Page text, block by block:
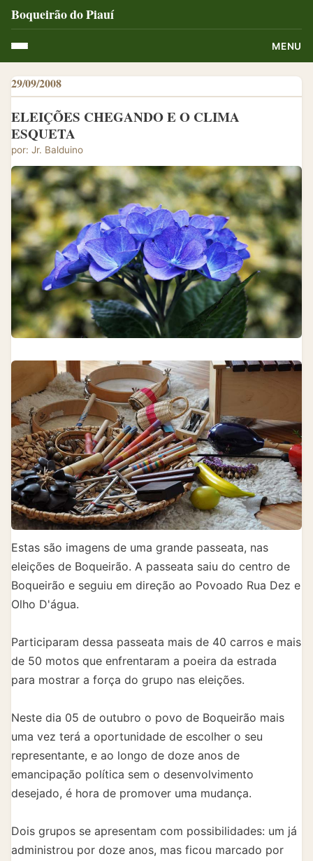
Boqueirão do Piauí
MENU
29/09/2008
ELEIÇÕES CHEGANDO E O CLIMA
ESQUETA
por: Jr. Balduino
Estas são imagens de uma grande passeata, nas
eleições de Boqueirão. A passeata saiu do centro de
Boqueirão e seguiu em direção ao Povoado Rua Dez e
Olho D'água.
Participaram dessa passeata mais de 40 carros e mais
de 50 motos que enfrentaram a poeira da estrada
para mostrar a força do grupo nas eleições.
Neste dia 05 de outubro o povo de Boqueirão mais
uma vez terá a oportunidade de escolher o seu
representante, e ao longo de doze anos de
emancipação política sem o desenvolvimento
desejado, é hora de promover uma mudança.
Dois grupos se apresentam com possibilidades: um já
administrou por doze anos, mas ficou marcado por